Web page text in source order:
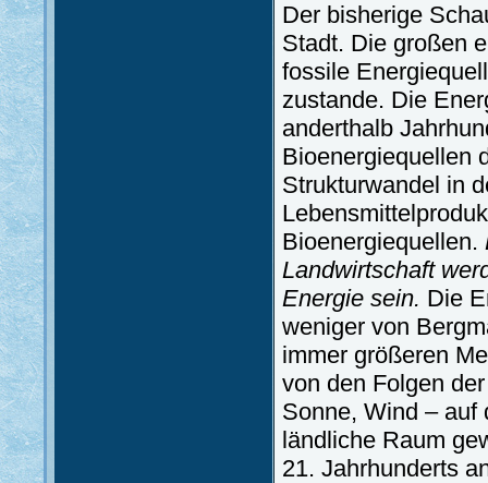
Der bisherige
Stadt. Die großen
fossile
zustande. Die
anderthalb
Bioenergiequellen
Strukturwandel in
Bioenergiequellen.
Landwirtschaft
Energie sein. Die
weniger von
immer größeren
von den Folgen
Sonne, Wind – auf
ländliche Raum
21. Jahrhunderts